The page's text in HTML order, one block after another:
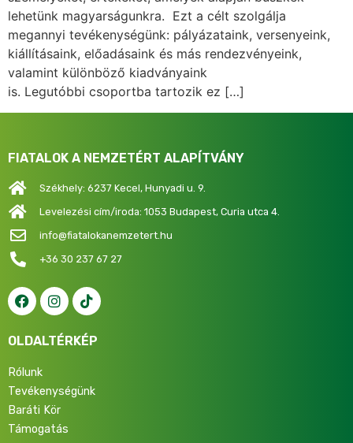
lehetünk magyarságunkra. Ezt a célt szolgálja
megannyi tevékenységünk: pályázataink, versenyeink,
kiállításaink, előadásaink és más rendezvényeink,
valamint különböző kiadványaink
is. Legutóbbi csoportba tartozik ez […]
FIATALOK A NEMZETÉRT ALAPÍTVÁNY
Székhely: 6237 Kecel, Hunyadi u. 9.
Levelezési cím/iroda: 1053 Budapest, Curia utca 4.
info@fiatalokanemzetert.hu
+36 30 237 67 27
OLDALTÉRKÉP
Rólunk
Tevékenységünk
Baráti Kör
Támogatás